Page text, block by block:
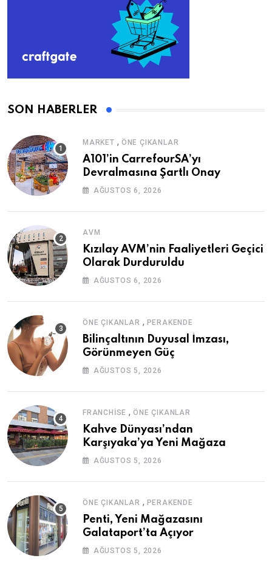
SON HABERLER
MARKET , ÖNE ÇIKANLAR
A101’in CarrefourSA’yı
Devralmasına Şartlı Onay
AĞUSTOS 6, 2026
AVM
Kızılay AVM’nin Faaliyetleri Geçici
Olarak Durduruldu
AĞUSTOS 6, 2026
ÖNE ÇIKANLAR , PERAKENDE
Bilinçaltının Duyusal İmzası,
Görünmeyen Güç
AĞUSTOS 5, 2026
FRANCHISE ,ÖNE ÇIKANLAR
Kahve Dünyası’ndan
Karşıyaka’ya Yeni Mağaza
AĞUSTOS 5, 2026
ÖNE ÇIKANLAR , PERAKENDE
Penti, Yeni Mağazasını
Galataport’ta Açıyor
AĞUSTOS 5, 2026